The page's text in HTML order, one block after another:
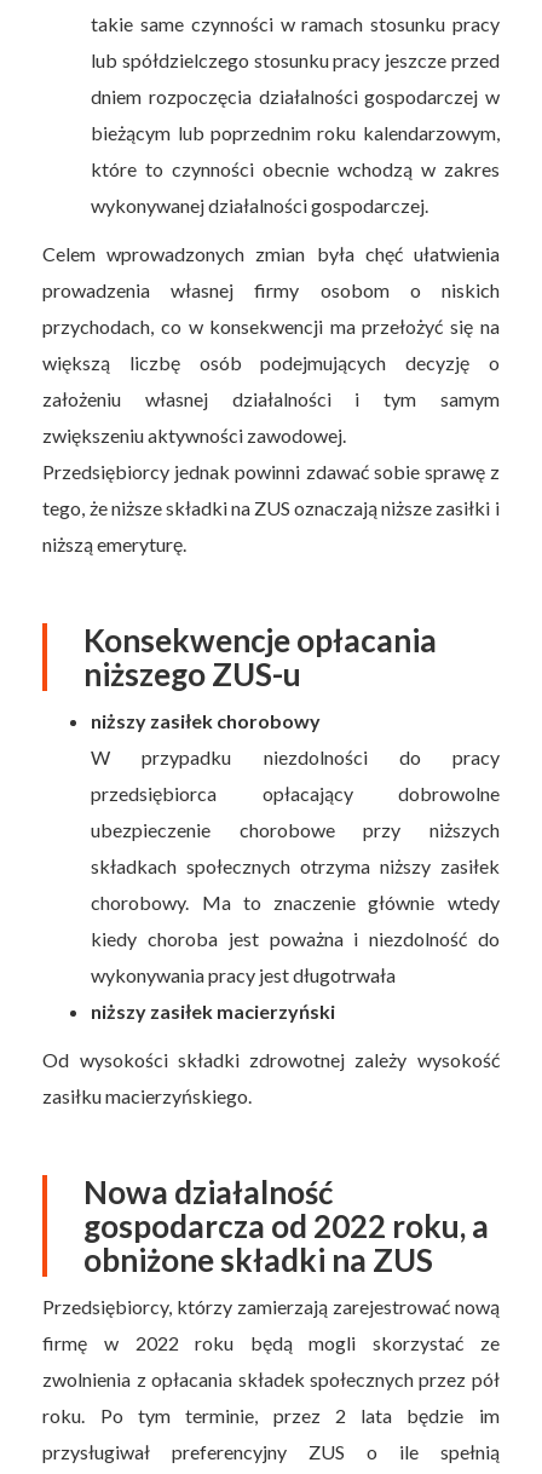
takie same czynności w ramach stosunku pracy
lub spółdzielczego stosunku pracy jeszcze przed
dniem rozpoczęcia działalności gospodarczej w
bieżącym lub poprzednim roku kalendarzowym,
które to czynności obecnie wchodzą w zakres
wykonywanej działalności gospodarczej.
Celem wprowadzonych zmian była chęć ułatwienia
prowadzenia własnej firmy osobom o niskich
przychodach, co w konsekwencji ma przełożyć się na
większą liczbę osób podejmujących decyzję o
założeniu własnej działalności i tym samym
zwiększeniu aktywności zawodowej.
Przedsiębiorcy jednak powinni zdawać sobie sprawę z
tego, że niższe składki na ZUS oznaczają niższe zasiłki i
niższą emeryturę.
Konsekwencje opłacania
niższego ZUS-u
niższy zasiłek chorobowy
W przypadku niezdolności do pracy
przedsiębiorca opłacający dobrowolne
ubezpieczenie chorobowe przy niższych
składkach społecznych otrzyma niższy zasiłek
chorobowy. Ma to znaczenie głównie wtedy
kiedy choroba jest poważna i niezdolność do
wykonywania pracy jest długotrwała
niższy zasiłek macierzyński
Od wysokości składki zdrowotnej zależy wysokość
zasiłku macierzyńskiego.
Nowa działalność
gospodarcza od 2022 roku, a
obniżone składki na ZUS
Przedsiębiorcy, którzy zamierzają zarejestrować nową
firmę w 2022 roku będą mogli skorzystać ze
zwolnienia z opłacania składek społecznych przez pół
roku. Po tym terminie, przez 2 lata będzie im
przysługiwał preferencyjny ZUS o ile spełnią